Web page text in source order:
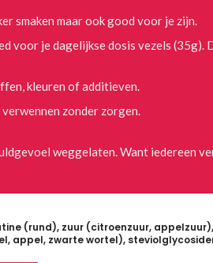
smaken maar ook good voor je zijn.
voor je dagelijkse dosis vezels (35g).
kleuren of additieven.
zonder zorgen.
weggelaten. Want iedereen
(rund), zuur (citroenzuur,
appel, zwarte wortel),